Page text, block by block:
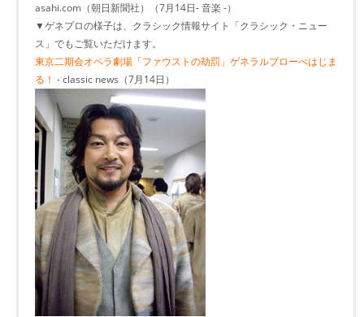
asahi.com（朝日新聞社）（7月14日- 音楽 -）
▼ゲネプロの様子は、クラシック情報サイト「クラシック・ニュー
ス」でもご覧いただけます。
東京二期会オペラ劇場「ファウストの劫罰」ゲネラルプローべはじま
る！ - classic news（7月14日）